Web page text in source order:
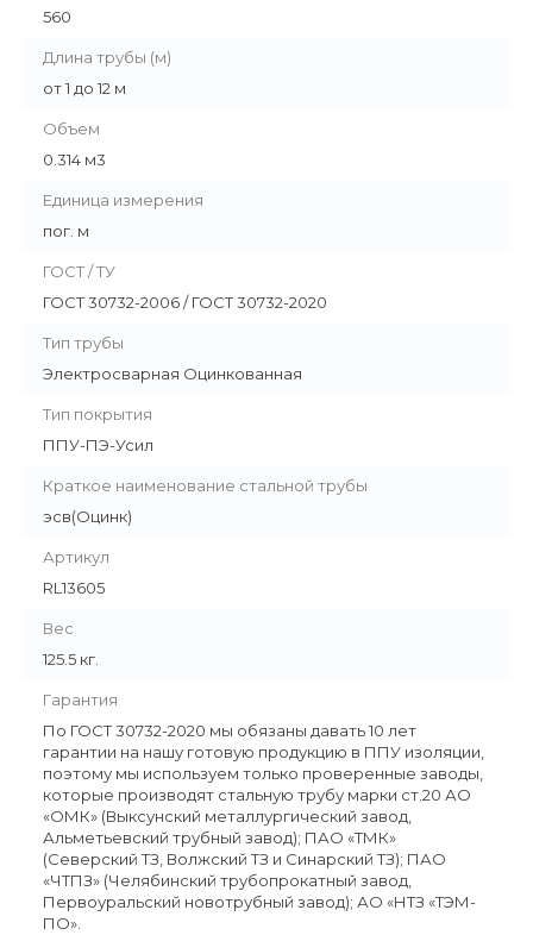
560
Длина трубы (м)
от 1 до 12 м
Объем
0.314 м3
Единица измерения
пог. м
ГОСТ / ТУ
ГОСТ 30732-2006 / ГОСТ 30732-2020
Тип трубы
Электросварная Оцинкованная
Тип покрытия
ППУ-ПЭ-Усил
Краткое наименование стальной трубы
эсв(Оцинк)
Артикул
RL13605
Вес
125.5 кг.
Гарантия
По ГОСТ 30732-2020 мы обязаны давать 10 лет
гарантии на нашу готовую продукцию в ППУ изоляции,
поэтому мы используем только проверенные заводы,
которые производят стальную трубу марки ст.20 АО
«ОМК» (Выксунский металлургический завод,
Альметьевский трубный завод); ПАО «ТМК»
(Северский ТЗ, Волжский ТЗ и Синарский ТЗ); ПАО
«ЧТПЗ» (Челябинский трубопрокатный завод,
Первоуральский новотрубный завод); АО «НТЗ «ТЭМ-
ПО».